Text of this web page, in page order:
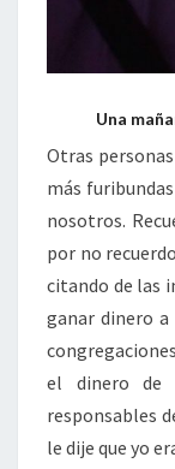
Una
Otras
más
nosotros.
por no
citando de las
ganar dinero a
el dinero de
responsables
le dije que yo